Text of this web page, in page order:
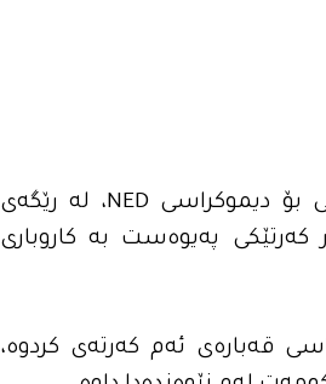
رادیۆی ده‌نگ له‌چوارچێوه‌ى پرۆژه‌یه‌كى دا به‌ پاڵپشتى سندوقی نیشتمانى بۆ دیموكراسی NED، له‌ رێگه‌ى
كه‌رتێكى په‌یوه‌ست به‌ كاروباری
قه‌باره‌ى ئه‌م كه‌رته‌ى كردوه‌،